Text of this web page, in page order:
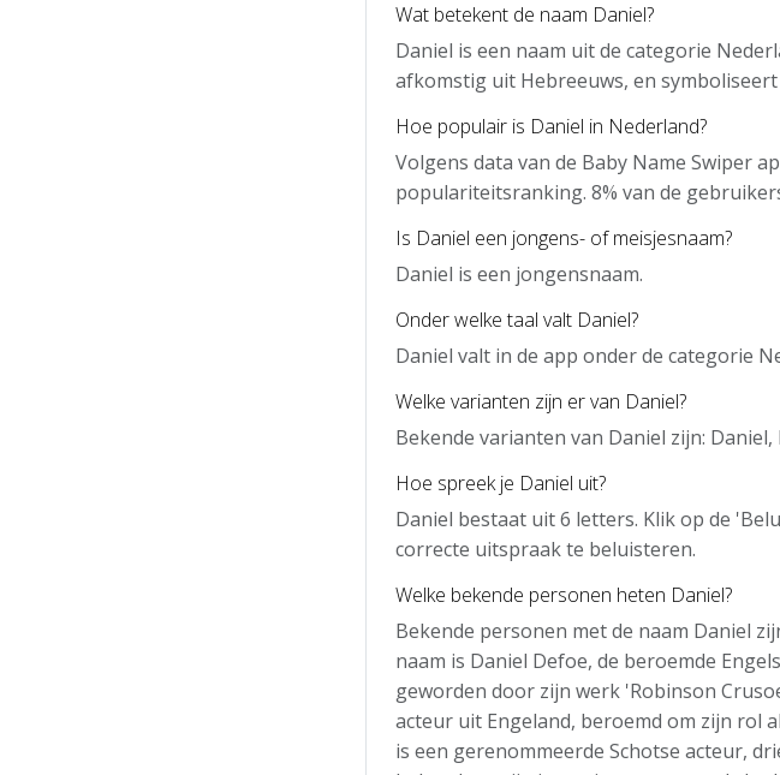
Wat betekent de naam Daniel?
Daniel is een naam uit de categorie
afkomstig uit Hebreeuws, en
Hoe populair is Daniel in Nederland?
Volgens data van de Baby Name Swiper
populariteitsranking. 8% van de
Is Daniel een jongens- of meisjesnaam?
Daniel is een jongensnaam.
Onder welke taal valt Daniel?
Daniel valt in de app onder de categorie
Welke varianten zijn er van Daniel?
Bekende varianten van Daniel zijn: Daniel,
Hoe spreek je Daniel uit?
Daniel bestaat uit 6 letters. Klik op de
correcte uitspraak te beluisteren.
Welke bekende personen heten Daniel?
Bekende personen met de naam Daniel
naam is Daniel Defoe, de beroemde
geworden door zijn werk 'Robinson
acteur uit Engeland, beroemd om zijn rol
is een gerenommeerde Schotse acteur,